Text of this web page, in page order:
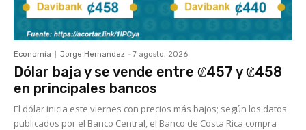
Economía Jorge Hernandez - 7 agosto, 2026
Dólar baja y se vende entre ₡457 y ₡458
en principales bancos
El dólar inicia este viernes con precios más bajos; según los datos
publicados por el Banco Central, el Banco de Costa Rica compra